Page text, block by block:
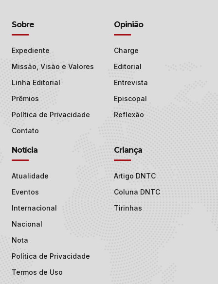
Sobre
Expediente
Missão, Visão e Valores
Linha Editorial
Prêmios
Política de Privacidade
Contato
Opinião
Charge
Editorial
Entrevista
Episcopal
Reflexão
Notícia
Atualidade
Eventos
Internacional
Nacional
Nota
Política de Privacidade
Termos de Uso
Criança
Artigo DNTC
Coluna DNTC
Tirinhas